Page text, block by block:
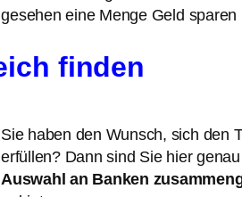
eine Menge Geld
finden
Sie haben den Wunsch, sich den
erfüllen? Dann sind Sie hier
Auswahl an Banken